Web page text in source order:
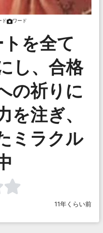
ド ワード
を全て
し、合格
の祈りに
を注ぎ、
ミラクル
11年くらい前